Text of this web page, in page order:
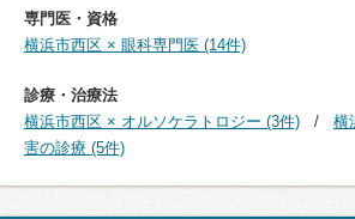
専門医・資格
横浜市西区 × 眼科専門医 (14件)
診療・治療法
横浜市西区 × オルソケラトロジー (3件)
横
害の診療 (5件)